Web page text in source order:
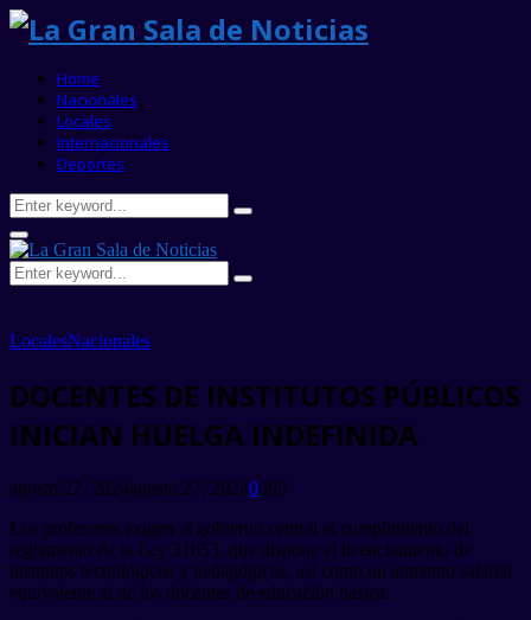
Home
Nacionales
Locales
Internacionales
Deportes
Search
for:
Search
Primary
Menu
Search
for:
Search
LocalesNacionales
DOCENTES DE INSTITUTOS PÚBLICOS
INICIAN HUELGA INDEFINIDA
agosto 27, 2024agosto 27, 20240695
Los profesores exigen al gobierno central el cumplimiento del
reglamento de la Ley 31653, que dispone el licenciamiento de
institutos tecnológicos y pedagógicos, así como un aumento salarial
equivalente al de los docentes de educación básica.